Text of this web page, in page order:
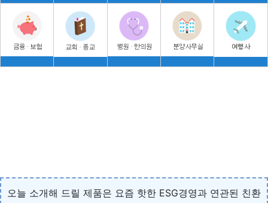
오늘 소개해 드릴 제품은 요즘 핫한 ESG경영과 연관된 친환